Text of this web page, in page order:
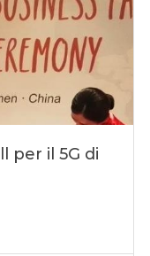
per il 5G di